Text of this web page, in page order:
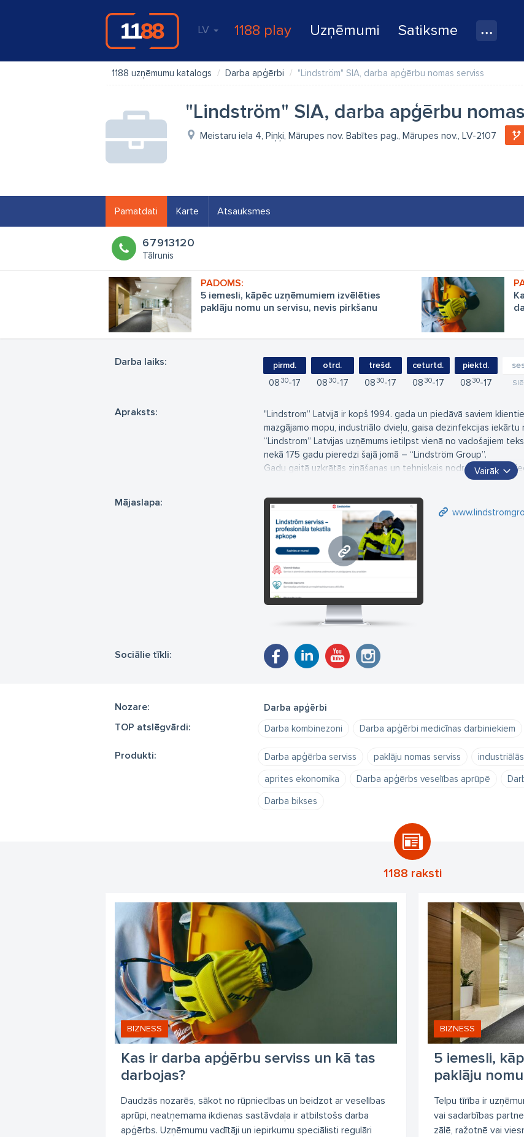
LV 1188 play Uzņēmumi Satiksme
1188 uzņēmumu katalogs Darba apģērbi "Lindström" SIA, darba apģērbu nomas serviss
"Lindström" SIA, darba apģērbu
Meistaru iela 4, Piņķi, Mārupes nov. Babītes pag., Mārupes nov., LV-2107
Pamatdati Karte Atsauksmes
67913120
Tālrunis
5 iemesli, kāpēc uzņēmumiem izvēlēties
paklāju nomu un servisu, nevis pirkšanu
Darba laiks: pirmd.
08 30 17
otrd.
08 30 17
trešd.
08 30 17
ceturtd.
08 30 17
piektd.
08 30 17
Apraksts:
"Lindstrom” Latvijā ir kopš 1994. gada un piedāvā saviem
mazgājamo mopu, industriālo dvieļu, gaisa dezinfekcijas iekārtu
“Lindstrom” Latvijas uzņēmums ietilpst vienā no vadošajiem
nekā 175 gadu pieredzi šajā jomā – “Lindström Group”.
Gadu gaitā uzkrātās zināšanas un tehniskais nodrošinājums
praktiski jebkura lieluma un nozares uzņēmumu specifiskajām
kas iet roku rokā ar atbildību pret vidi un sabiedrību.
Vairāk
Mājaslapa:
www.lindstromgroup.com
Sociālie tīkli:
Nozare: Darba apģērbi
TOP atslēgvārdi: Darba kombinezoni Darba apģērbi medicīnas darbiniekiem
Produkti: Darba apģērba serviss paklāju nomas serviss
aprites ekonomika
Darba apģērbs veselības aprūpē
Darba bikses
1188 raksti
Kas ir darba apģērbu serviss un kā tas
darbojas?
BIZNESS
Daudzās nozarēs, sākot no rūpniecības un beidzot ar veselības
aprūpi, neatņemama ikdienas sastāvdaļa ir atbilstošs darba
apģērbs. Uzņēmumu vadītāji un iepirkumu speciālisti regulāri
5 iemesli,
paklāju
BIZNESS
Telpu tīrība ir
vai sadarbības
zālē, ražotnē vai